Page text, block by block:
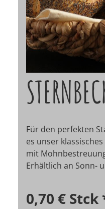
Für den perfekten
es unser
mit
Erhältlich an Sonn-
0,70 € Stck